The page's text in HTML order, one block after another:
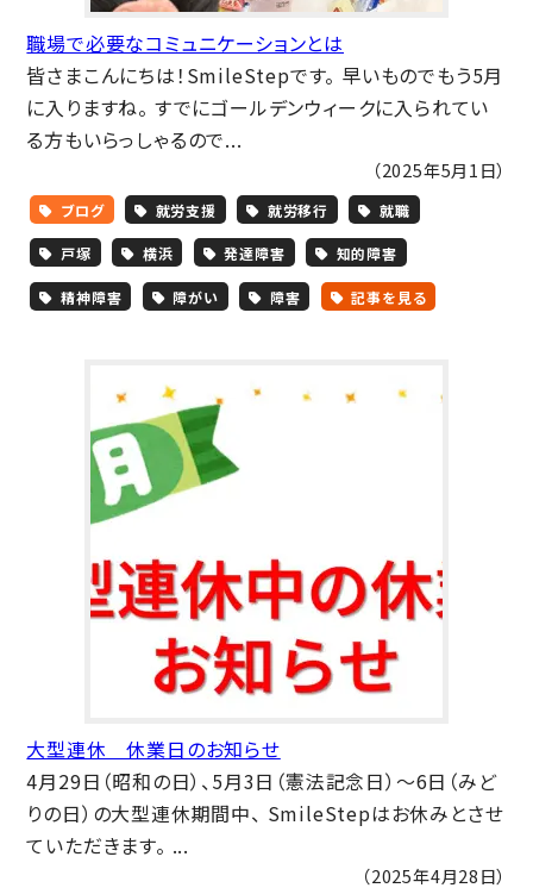
職場で必要なコミュニケーションとは
皆さまこんにちは！SmileStepです。 早いものでもう5月
に入りますね。 すでにゴールデンウィークに入られてい
る方もいらっしゃるので...
（2025年5月1日）
ブログ 就労支援 就労移行 就職
戸塚 横浜 発達障害 知的障害
精神障害 障がい 障害 記事を見る
大型連休 休業日のお知らせ
4月29日（昭和の日）、5月3日（憲法記念日）～6日（みど
りの日）の大型連休期間中、 SmileStepはお休みとさせ
ていただきます。 ...
（2025年4月28日）